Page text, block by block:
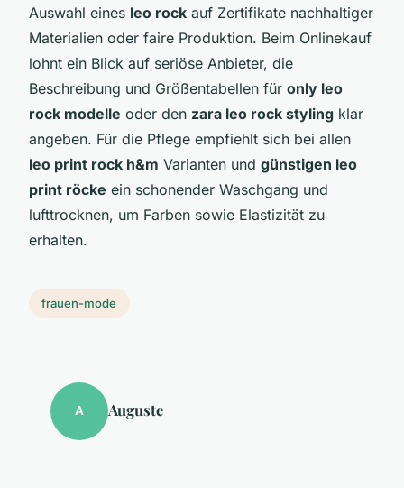
Auswahl eines leo rock auf Zertifikate nachhaltiger
Materialien oder faire Produktion. Beim Onlinekauf
lohnt ein Blick auf seriöse Anbieter, die
Beschreibung und Größentabellen für only leo
rock modelle oder den zara leo rock styling klar
angeben. Für die Pflege empfiehlt sich bei allen
leo print rock h&m Varianten und günstigen leo
print röcke ein schonender Waschgang und
lufttrocknen, um Farben sowie Elastizität zu
erhalten.
frauen-mode
A Auguste